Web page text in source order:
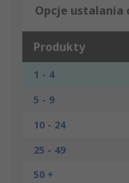
Opcje ustalania
Produkty
1 - 4
5 - 9
10 - 24
25 - 49
50 +